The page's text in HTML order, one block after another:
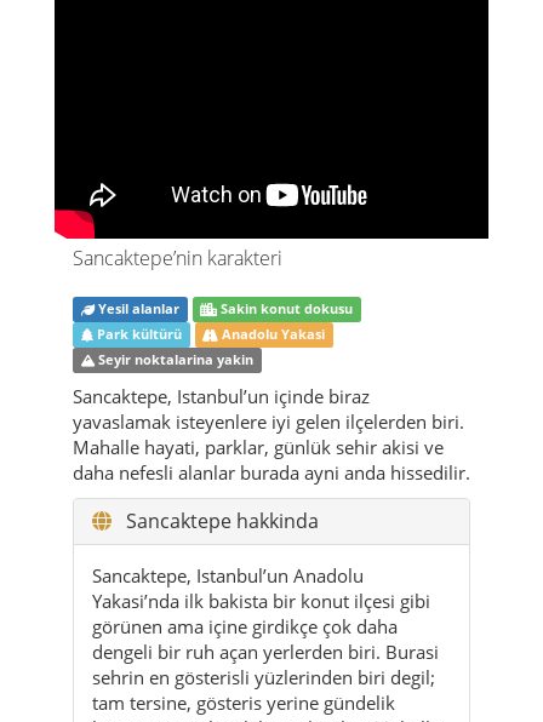
Yesil alanlar
Sakin konut dokusu
Park kültürü
Anadolu Yakasi
Seyir noktalarina yakin
Sancaktepe, Istanbul’un içinde biraz
yavaslamak isteyenlere iyi gelen ilçelerden biri.
Mahalle hayati, parklar, günlük sehir akisi ve
daha nefesli alanlar burada ayni anda hissedilir.
Sancaktepe hakkinda
Sancaktepe, Istanbul’un Anadolu
Yakasi’nda ilk bakista bir konut ilçesi gibi
görünen ama içine girdikçe çok daha
dengeli bir ruh açan yerlerden biri. Burasi
sehrin en gösterisli yüzlerinden biri degil;
tam tersine, gösteris yerine gündelik
hayatin ritmiyle etkileyen bir ilçe. Mahalle
aralarinda yürürken, sabah firin kokusunu
alirken, çocuk seslerinin karistigi bir park
kenarinda dururken veya aksam
saatlerinde daha yumusak bir gökyüzüne